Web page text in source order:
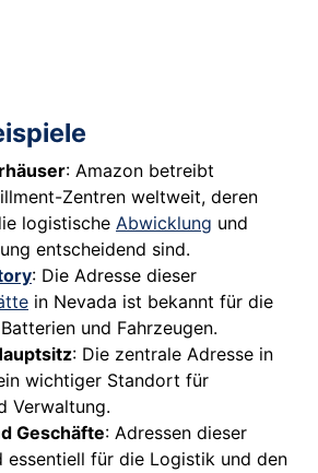
: Amazon betreibt
Zentren weltweit, deren
logistische Abwicklung und
entscheidend sind.
: Die Adresse dieser
in Nevada ist bekannt für die
und Fahrzeugen.
: Die zentrale Adresse in
wichtiger Standort für
Verwaltung.
Geschäfte: Adressen dieser
essentiell für die Logistik und den